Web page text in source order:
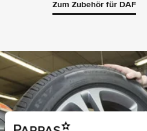
Zum Zubehör für DAF